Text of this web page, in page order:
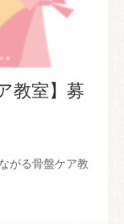
教室】募
がる骨盤ケア教